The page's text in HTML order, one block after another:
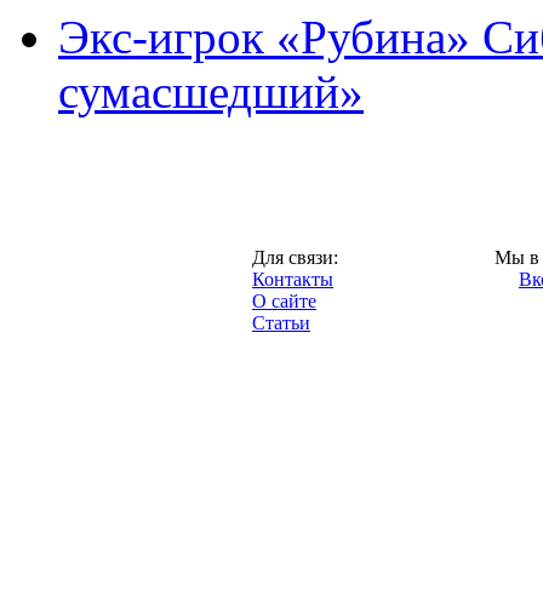
Экс-игрок «Рубина»
сумасшедший»
Для связи:
Контакты
О сайте
Статьи
Мы в